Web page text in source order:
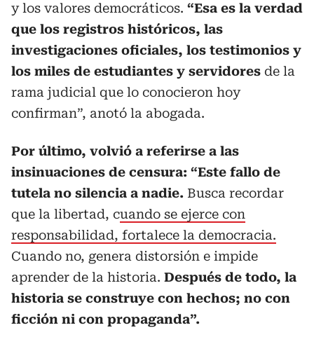
y los valores democráticos. “Esa es la verdad
que los registros históricos, las
investigaciones oficiales, los testimonios y
los miles de estudiantes y servidores de la
rama judicial que lo conocieron hoy
confirman”, anotó la abogada.
Por último, volvió a referirse a las
insinuaciones de censura: “Este fallo de
tutela no silencia a nadie. Busca recordar
que la libertad, cuando se ejerce con
responsabilidad, fortalece la democracia.
Cuando no, genera distorsión e impide
aprender de la historia. Después de todo, la
historia se construye con hechos; no con
ficción ni con propaganda”.